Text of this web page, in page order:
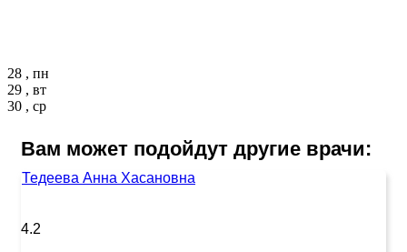
28 , пн
29 , вт
30 , ср
Вам может подойдут другие врачи:
Тедеева Анна Хасановна
4.2